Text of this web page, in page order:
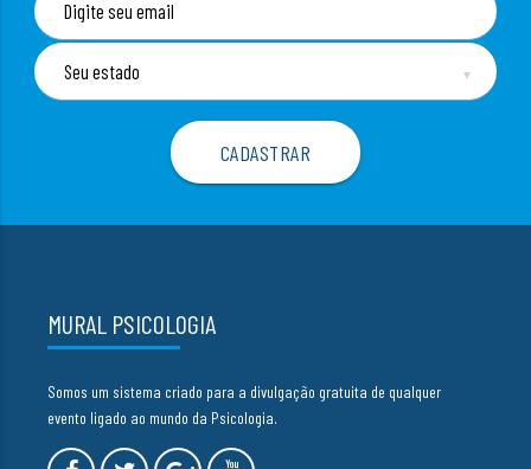
▼
MURAL PSICOLOGIA
Somos um sistema criado para a divulgação gratuita de qualquer
evento ligado ao mundo da Psicologia.